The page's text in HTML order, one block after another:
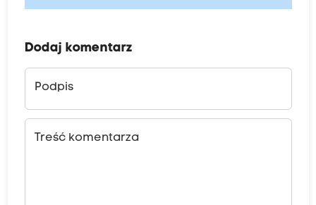
Dodaj komentarz
Podpis
Treść komentarza